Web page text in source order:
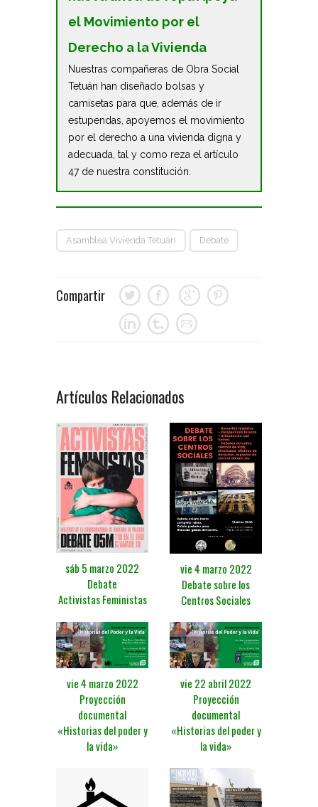
el Movimiento por el
Derecho a la Vivienda
Nuestras compañeras de Obra Social
Tetuán han diseñado bolsas y
camisetas para que, además de ir
estupendas, apoyemos el movimiento
por el derecho a una vivienda digna y
adecuada, tal y como reza el artículo
47 de nuestra constitución.
Asamblea Vivienda Tetuán Debate
Compartir
Artículos Relacionados
sáb 5 marzo 2022
Debate
Activistas Feministas
vie 4 marzo 2022
Debate sobre los
Centros Sociales
vie 4 marzo 2022
Proyección
documental
«Historias del poder y
la vida»
vie 22 abril 2022
Proyección
documental
«Historias del poder y
la vida»